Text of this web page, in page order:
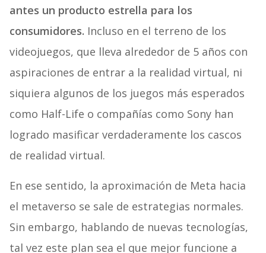
antes un producto estrella para los
consumidores. Incluso en el terreno de los
videojuegos, que lleva alrededor de 5 años con
aspiraciones de entrar a la realidad virtual, ni
siquiera algunos de los juegos más esperados
como Half-Life o compañías como Sony han
logrado masificar verdaderamente los cascos
de realidad virtual.
En ese sentido, la aproximación de Meta hacia
el metaverso se sale de estrategias normales.
Sin embargo, hablando de nuevas tecnologías,
tal vez este plan sea el que mejor funcione a